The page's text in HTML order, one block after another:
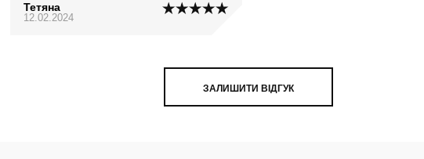
Тетяна
12.02.2024
ЗАЛИШИТИ ВІДГУК